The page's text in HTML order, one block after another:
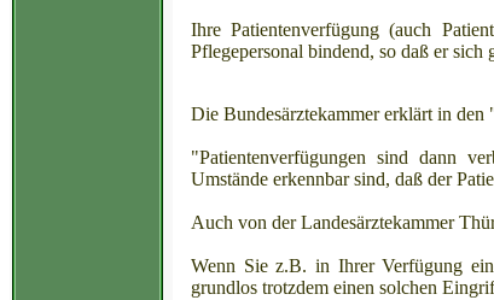
Ihre Patientenverfügung (auch
Pflegepersonal bindend, so daß er
Die Bundesärztekammer erklärt in
"Patientenverfügungen sind dann
Umstände erkennbar sind, daß der
Auch von der Landesärztekammer
Wenn Sie z.B. in Ihrer Verfügung
grundlos trotzdem einen solchen